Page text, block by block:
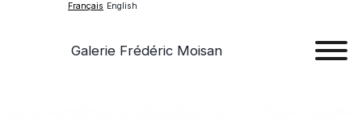
Français English
Galerie Frédéric Moisan